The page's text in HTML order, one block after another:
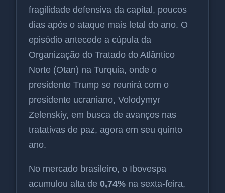
fragilidade defensiva da capital, poucos
dias após o ataque mais letal do ano. O
episódio antecede a cúpula da
Organização do Tratado do Atlântico
Norte (Otan) na Turquia, onde o
presidente Trump se reunirá com o
presidente ucraniano, Volodymyr
Zelenskiy, em busca de avanços nas
tratativas de paz, agora em seu quinto
ano.
No mercado brasileiro, o Ibovespa
acumulou alta de 0,74% na sexta-feira,